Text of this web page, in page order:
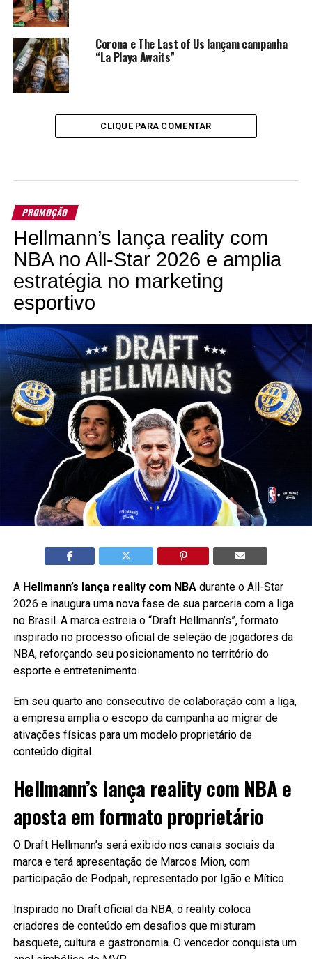
Corona e The Last of Us lançam campanha
“La Playa Awaits”
CLIQUE PARA COMENTAR
PROMOÇÃO
Hellmann’s lança reality com
NBA no All-Star 2026 e amplia
estratégia no marketing
esportivo
A Hellmann’s lança reality com NBAdurante o All-Star
2026 e inaugura uma nova fase de sua parceria com a liga
no Brasil. A marca estreia o “Draft Hellmann’s”, formato
inspirado no processo oficial de seleção de jogadores da
NBA, reforçando seu posicionamento no território do
esporte e entretenimento.
Em seu quarto ano consecutivo de colaboração com a liga,
a empresa amplia o escopo da campanha ao migrar de
ativações físicas para um modelo proprietário de
conteúdo digital.
Hellmann’s lança reality com NBA e
aposta em formato proprietário
O Draft Hellmann’s será exibido nos canais sociais da
marca e terá apresentação de Marcos Mion, com
participação de Podpah, representado por Igão e Mítico.
Inspirado no Draft oficial da NBA, o reality coloca
criadores de conteúdo em desafios que misturam
basquete, cultura e gastronomia. O vencedor conquista um